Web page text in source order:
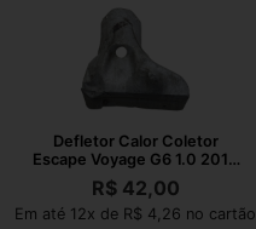
Defletor Calor Coletor
Escape Voyage G6 1.0 2013
2014 A 2016
R$42,00
Em até 12x de R$ 4,26 no cartão